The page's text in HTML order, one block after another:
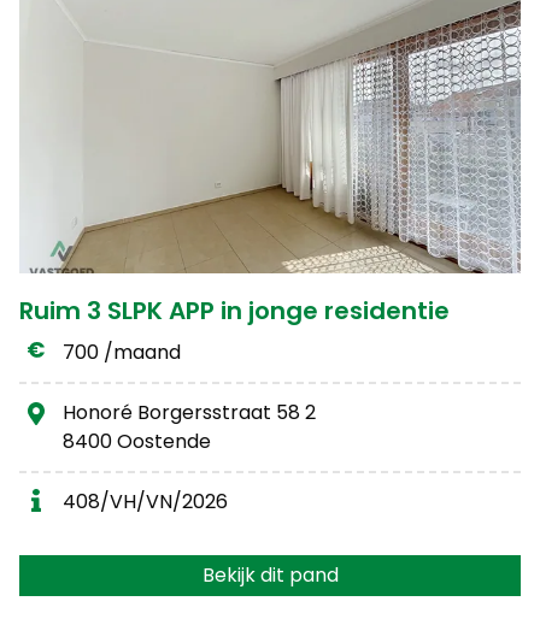
Ruim 3 SLPK APP in jonge residentie
700 /maand
Honoré Borgersstraat 58 2
8400 Oostende
408/VH/VN/2026
Bekijk dit pand